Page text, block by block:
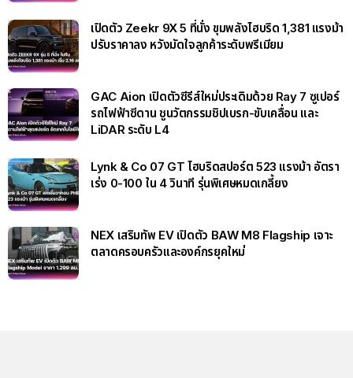
เปิดตัว Zeekr 9X 5 ที่นั่ง ขุมพลังไฮบริด 1,381 แรงม้า
ปรับราคาลง หวังมัดใจลูกค้าระดับพรีเมียม
GAC Aion เปิดตัวซีรีส์ใหม่ประเดิมด้วย Ray 7 ซูเปอร์
รถไฟฟ้าซีดาน ชูนวัตกรรมชิปเบรก-ขับเคลื่อน และ
LiDAR ระดับ L4
Lynk & Co 07 GT ไฮบริดสปอร์ต 523 แรงม้า อัตรา
เร่ง 0-100 ใน 4 วินาที รุ่นพิเศษหมดเกลี้ยง
NEX เสริมทัพ EV เปิดตัว BAW M8 Flagship เจาะ
ตลาดครอบครัวและองค์กรยุคใหม่